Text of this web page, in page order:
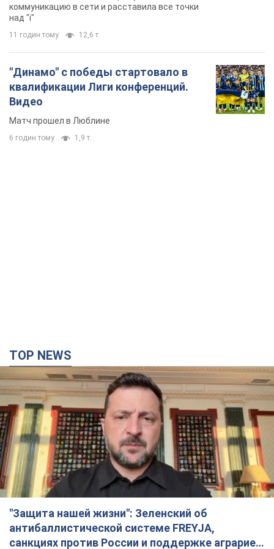
коммуникацию в сети и расставила все точки
над "i"
11 годин тому 12,6 т.
"Динамо" с победы стартовало в
квалификации Лиги конференций.
Видео
Матч прошел в Люблине
6 годин тому 1,9 т.
TOP NEWS
"Защита нашей жизни": Зеленский об
антибаллистической системе FREYJA,
санкциях против России и поддержке аграриев.